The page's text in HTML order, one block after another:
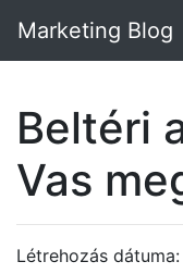
Marketing Blog
Beltéri
Vas
Létrehozás